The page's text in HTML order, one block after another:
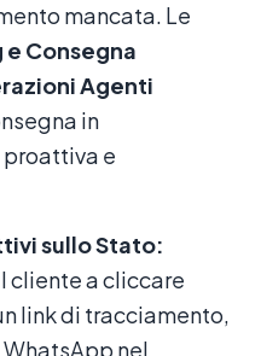
mancata. Le
Consegna
Agenti
in
e
sullo Stato:
cliente a cliccare
link di tracciamento,
nel